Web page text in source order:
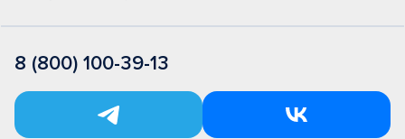
8 (800) 100-39-13